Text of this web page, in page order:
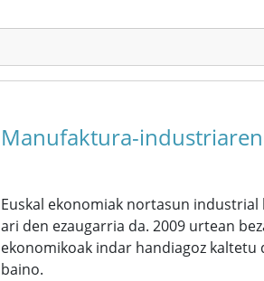
Manufaktura-
Euskal ekonomiak nortasun
ari den ezaugarria da. 2009 urtean
ekonomikoak indar handiagoz
baino.